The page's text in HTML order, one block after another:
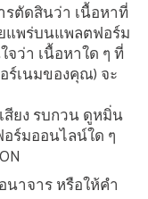
ตัดสินว่า เนื้อหาที่
แพร่บนแพลตฟอร์ม
ว่า เนื้อหาใด ๆ ที่
ร์เนมของคุณ) จะ
ยง รบกวน ดูหมิ่น
ร์มออนไลน์ใด ๆ
าจาร หรือให้คำ